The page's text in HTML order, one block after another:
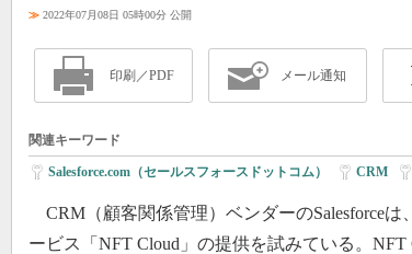
≫ 2022年07月08日 05時00分 公開
印刷／PDF メール通知
関連キーワード
Salesforce.com（セールスフォースドットコム） CRM
CRM（顧客関係管理）ベンダーのSalesforce
ービス「NFT Cloud」の提供を試みている。